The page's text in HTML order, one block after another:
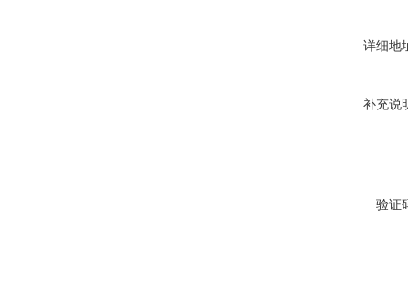
详细地
补充说
验证